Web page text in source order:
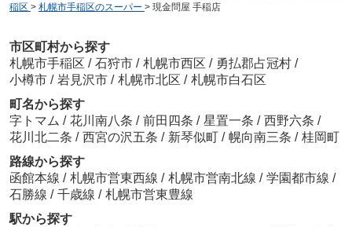
稲区 > 札幌市手稲区のスーパー > 現金問屋 手稲店
市区町村から探す
札幌市手稲区 / 石狩市 / 札幌市西区 / 勇払郡占冠村 /
小樽市 / 岩見沢市 / 札幌市北区 / 札幌市白石区
町名から探す
字トマム / 花川南八条 / 前田四条 / 星置一条 / 西野六条 /
花川北二条 / 西宮の沢五条 / 新琴似町 / 幌向南三条 / 桂岡町
路線から探す
函館本線 / 札幌市営東西線 / 札幌市営南北線 / 学園都市線 /
石勝線 / 千歳線 / 札幌市営東豊線
駅から探す